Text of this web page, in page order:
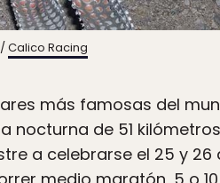
Calico Racing
más famosas del
nocturna de 51
a celebrarse el 25 y 26